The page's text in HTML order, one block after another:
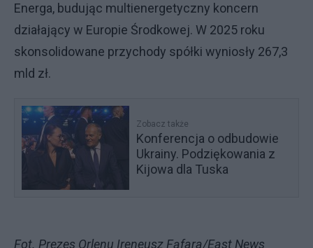
Energa, budując multienergetyczny koncern
działający w Europie Środkowej. W 2025 roku
skonsolidowane przychody spółki wyniosły 267,3
mld zł.
Zobacz także
Konferencja o odbudowie
Ukrainy. Podziękowania z
Kijowa dla Tuska
Fot. Prezes Orlenu Ireneusz Fąfara/East News